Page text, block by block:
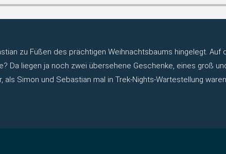
zu Füßen des prächtigen Weihnachtsbaums hingelegt.
Da liegen ja noch zwei übersehene Geschenke, eines groß
Simon und Sebastian mal in Trek-Nights-Wartestellung